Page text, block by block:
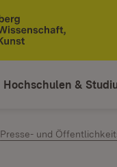
Hochschulen &
Presse- und